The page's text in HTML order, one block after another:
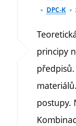
DPC-K
principy
postupy.